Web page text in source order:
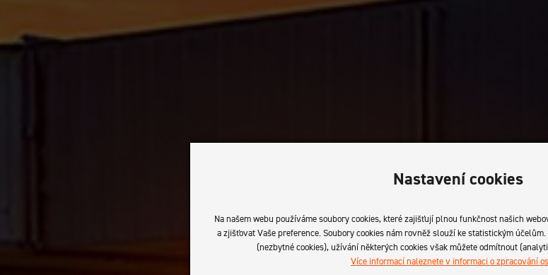
Nastavení cookies
Na našem webu používáme soubory cookies, které zajišťují plnou funkčnost našich
a zjišťovat Vaše preference. Soubory cookies nám rovněž slouží ke statistickým
(nezbytné cookies), užívání některých cookies však můžete odmítnout
Více informací naleznete v informaci o zpracování